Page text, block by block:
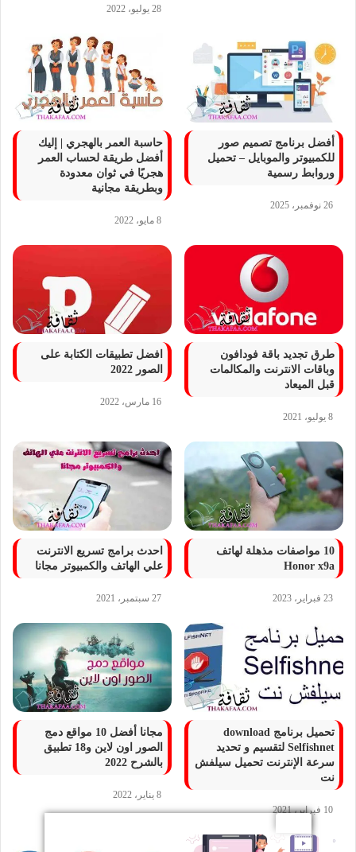
28 يوليو، 2022
أفضل برنامج تصميم صور
للكمبيوتر والموبايل – تحميل
وروابط رسمية
26 نوفمبر، 2025
حاسبة العمر بالهجري | إليك
أفضل طريقة لحساب العمر
هجريًا في ثوان معدودة
وبطريقة مجانية
8 مايو، 2022
طرق تجديد باقة فودافون
وباقات الانترنت والمكالمات
قبل الميعاد
8 يوليو، 2021
افضل تطبيقات الكتابة على
الصور 2022
16 مارس، 2022
10 مواصفات مذهلة لهاتف
Honor x9a
23 فبراير، 2023
احدث برامج تسريع الانترنت
علي الهاتف والكمبيوتر مجانا
27 سبتمبر، 2021
تحميل برنامج download
Selfishnet لتقسيم و تحديد
سرعة الإنترنت تحميل سيلفش
نت
10 فبراير، 2021
مجانا أفضل 10 مواقع دمج
الصور اون لاين و18 تطبيق
بالشرح 2022
8 يناير، 2022